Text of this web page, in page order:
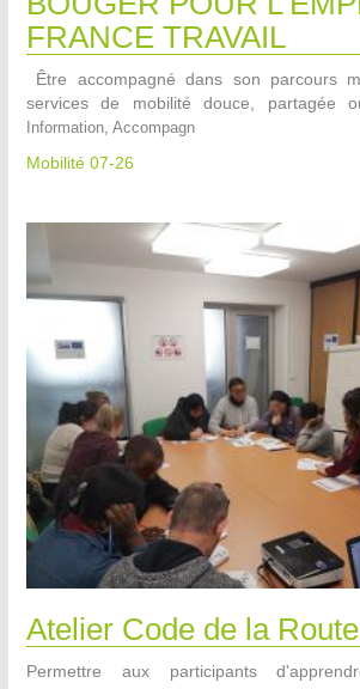
FRANCE TRAVAIL
Être accompagné dans son parcours
services de mobilité douce, partagée
Information, Accompagn
Mobilité 07-26
Atelier Code de la Route
Permettre aux participants